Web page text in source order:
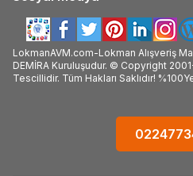
LokmanAVM.com-Lokman Alışveriş
DEMİRA Kuruluşudur. © Copyright
Tescillidir. Tüm Hakları Saklıdır!